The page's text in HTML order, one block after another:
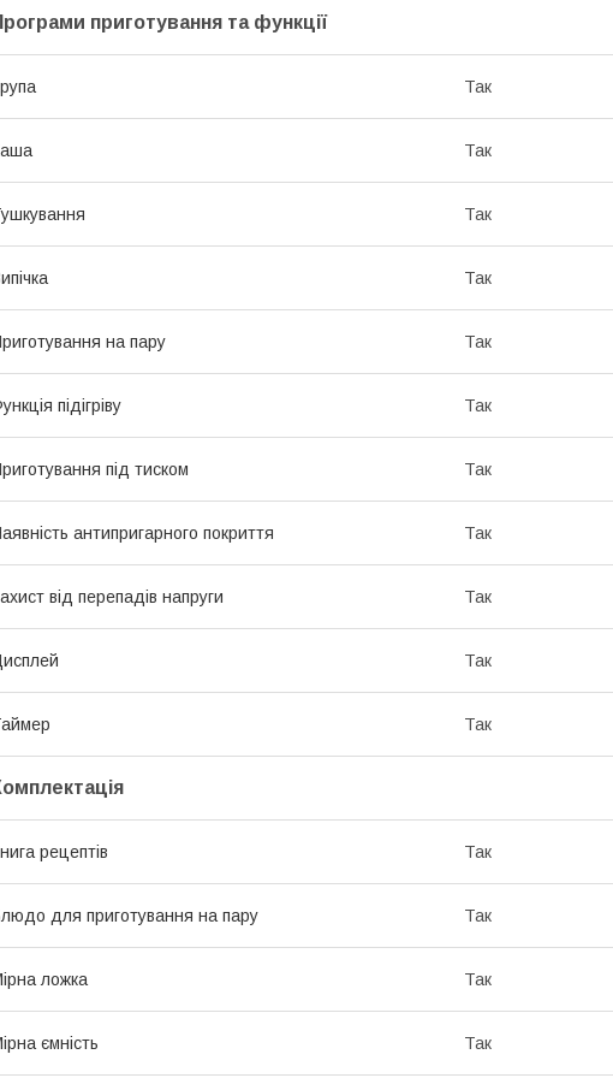
приготування та функції
Так
Так
Так
Так
на пару Так
підігріву Так
під тиском Так
антипригарного покриття Так
від перепадів напруги Так
Так
Так
рецептів Так
для приготування на пару Так
ложка Так
ємність Так